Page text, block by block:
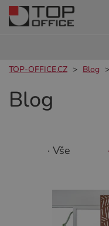
TOP-OFFICE.CZ Blog
Blog
· Vše